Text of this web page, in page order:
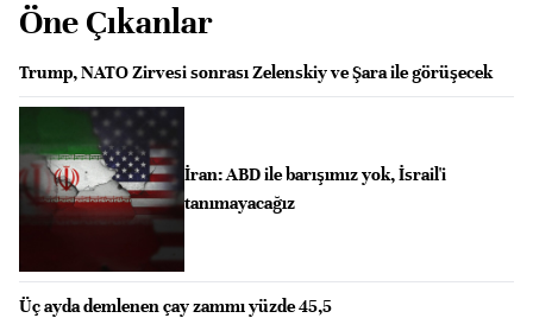
Öne Çıkanlar
Trump, NATO Zirvesi sonrası Zelenskiy ve Şara ile görüşecek
İran: ABD ile barışımız yok, İsrail'i
tanımayacağız
Üç ayda demlenen çay zammı yüzde 45,5